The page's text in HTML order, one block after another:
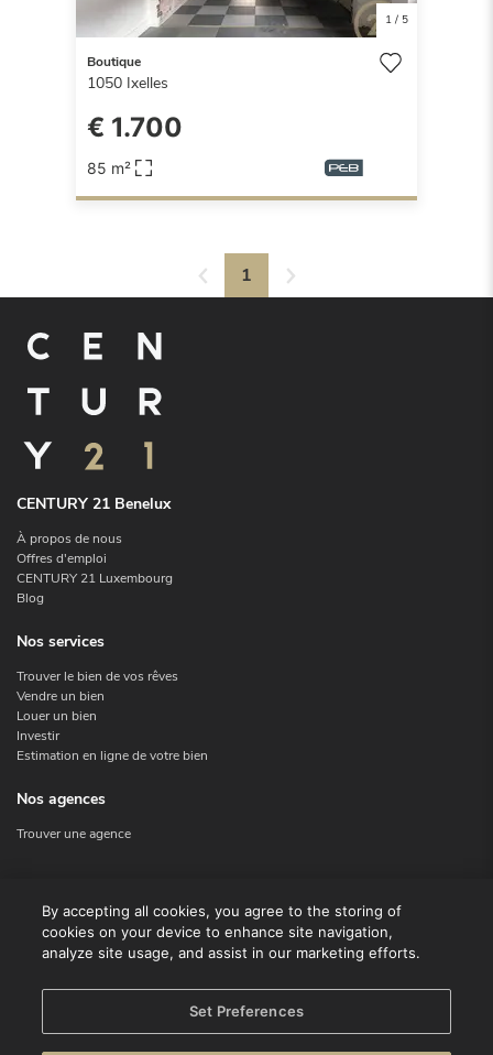
1/ 5
Boutique
1050 Ixelles
€ 1.700
85 m²
1
CENTURY 21 Benelux
À propos de nous
Offres d'emploi
CENTURY 21 Luxembourg
Blog
Nos services
Trouver le bien de vos rêves
Vendre un bien
Louer un bien
Investir
Estimation en ligne de votre bien
Nos agences
Trouver une agence
Contact
Facebook
By accepting all cookies, you agree to the storing of
cookies on your device to enhance site navigation,
analyze site usage, and assist in our marketing efforts.
Set Preferences